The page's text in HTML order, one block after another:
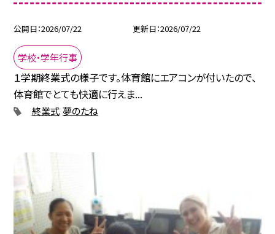
公開日 2026/07/22 更新日 2026/07/22
学校・学年行事
１学期終業式の様子です。体育館にエアコンが付いたので、
体育館でとても快適に行えま...
終業式 夢のたね